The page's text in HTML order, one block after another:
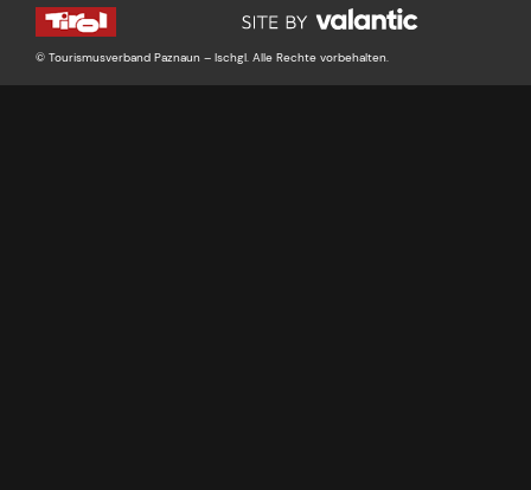
© Tourismusverband Paznaun – Ischgl. Alle Rechte vorbehalten.